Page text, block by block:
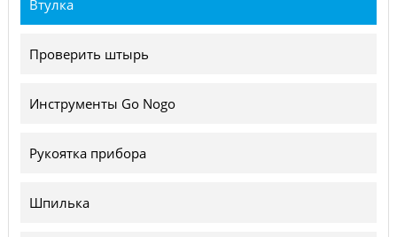
Втулка
Проверить штырь
Инструменты Go Nogo
Рукоятка прибора
Шпилька